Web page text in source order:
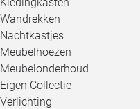
Wandrekken
Nachtkastjes
Meubelhoezen
Meubelonderhoud
Eigen Collectie
Verlichting